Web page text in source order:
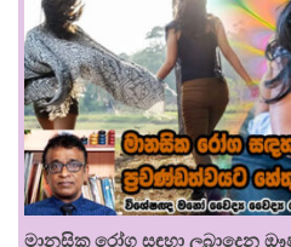
මානසික රෝග සඳහා ලබාදෙන